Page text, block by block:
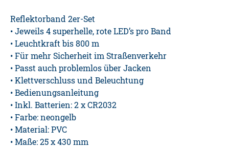
Reflektorband 2er-Set
• Jeweils 4 superhelle, rote LED’s pro Band
• Leuchtkraft bis 800 m
• Für mehr Sicherheit im Straßenverkehr
• Passt auch problemlos über Jacken
• Klettverschluss und Beleuchtung
• Bedienungsanleitung
• Inkl. Batterien: 2 x CR2032
• Farbe: neongelb
• Material: PVC
• Maße: 25 x 430 mm